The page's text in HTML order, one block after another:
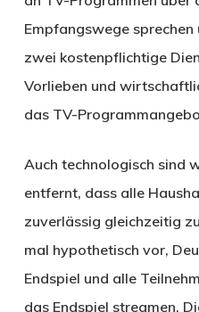
Empfangswege
zwei kostenpflichtige
Vorlieben und
das TV-
Auch technologisch sind
entfernt, dass alle
zuverlässig gleichzeitig
mal hypothetisch vor,
Endspiel und alle
das Endspiel streamen.